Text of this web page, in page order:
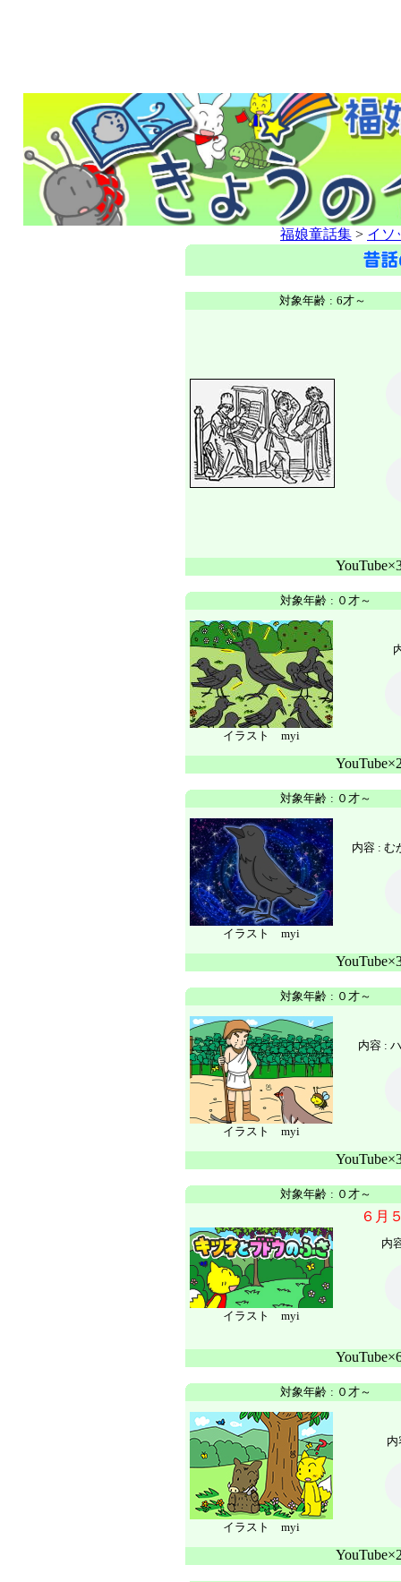
福娘童話集 > イソ
対象年齢 : 6才～
対象年齢 : ０才～
イラスト myi
対象年齢 : ０才～
イラスト myi
内容 : む
対象年齢 : ０才～
イラスト myi
内容 :
対象年齢 : ０才～
イラスト myi
６月
内
対象年齢 : ０才～
イラスト myi